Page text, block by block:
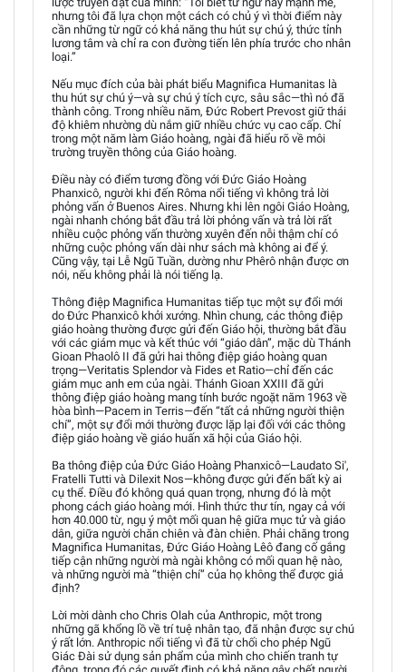
nhưng tôi đã lựa chọn một cách có chủ ý vì thời điểm này
cần những từ ngữ có khả năng thu hút sự chú ý, thức tỉnh
lương tâm và chỉ ra con đường tiến lên phía trước cho nhân
loại.”
Nếu mục đích của bài phát biểu Magnifica Humanitas là
thu hút sự chú ý—và sự chú ý tích cực, sâu sắc—thì nó đã
thành công. Trong nhiều năm, Đức Robert Prevost giữ thái
độ khiêm nhường dù nắm giữ nhiều chức vụ cao cấp. Chỉ
trong một năm làm Giáo hoàng, ngài đã hiểu rõ về môi
trường truyền thông của Giáo hoàng.
Điều này có điểm tương đồng với Đức Giáo Hoàng
Phanxicô, người khi đến Rôma nổi tiếng vì không trả lời
phỏng vấn ở Buenos Aires. Nhưng khi lên ngôi Giáo Hoàng,
ngài nhanh chóng bắt đầu trả lời phỏng vấn và trả lời rất
nhiều cuộc phỏng vấn thường xuyên đến nỗi thậm chí có
những cuộc phỏng vấn dài như sách mà không ai để ý.
Cũng vậy, tại Lễ Ngũ Tuần, dường như Phêrô nhận được ơn
nói, nếu không phải là nói tiếng lạ.
Thông điệp Magnifica Humanitas tiếp tục một sự đổi mới
do Đức Phanxicô khởi xướng. Nhìn chung, các thông điệp
giáo hoàng thường được gửi đến Giáo hội, thường bắt đầu
với các giám mục và kết thúc với “giáo dân”, mặc dù Thánh
Gioan Phaolô II đã gửi hai thông điệp giáo hoàng quan
trọng—Veritatis Splendor và Fides et Ratio—chỉ đến các
giám mục anh em của ngài. Thánh Gioan XXIII đã gửi
thông điệp giáo hoàng mang tính bước ngoặt năm 1963 về
hòa bình—Pacem in Terris—đến “tất cả những người thiện
chí”, một sự đổi mới thường được lặp lại đối với các thông
điệp giáo hoàng về giáo huấn xã hội của Giáo hội.
Ba thông điệp của Đức Giáo Hoàng Phanxicô—Laudato Si',
Fratelli Tutti và Dilexit Nos—không được gửi đến bất kỳ ai
cụ thể. Điều đó không quá quan trọng, nhưng đó là một
phong cách giáo hoàng mới. Hình thức thư tín, ngay cả với
hơn 40.000 từ, ngụ ý một mối quan hệ giữa mục tử và giáo
dân, giữa người chăn chiên và đàn chiên. Phải chăng trong
Magnifica Humanitas, Đức Giáo Hoàng Lêô đang cố gắng
tiếp cận những người mà ngài không có mối quan hệ nào,
và những người mà “thiện chí” của họ không thể được giả
định?
Lời mời dành cho Chris Olah của Anthropic, một trong
những gã khổng lồ về trí tuệ nhân tạo, đã nhận được sự chú
ý rất lớn. Anthropic nổi tiếng vì đã từ chối cho phép Ngũ
Giác Đài sử dụng sản phẩm của mình cho chiến tranh tự